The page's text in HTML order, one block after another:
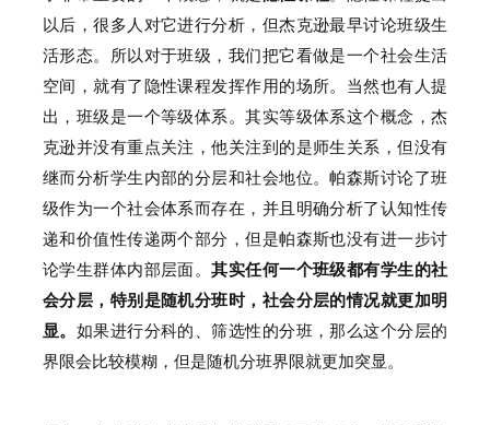
以后，很多人对它进行分析，但杰克逊最早讨论班级生
活形态。
所以对于班级，我们把它看做是一个社会生活
空间，就有了隐性课程发挥作用的场所。 当然也有人提
出，班级是一个等级体系。其实等级体系这个概念，杰
克逊并没有重点关注，他关注到的是师生关系，但没有
继而分析学生内部的分层和社会地位。帕森斯讨论了班
级作为一个社会体系而存在，并且明确分析了认知性传
递和价值性传递两个部分，但是帕森斯也没有进一步讨
论学生群体内部层面。其实任何一个班级都有学生的社
会分层，特别是随机分班时，社会分层的情况就更加明
显。 如果进行分科的、筛选性的分班，那么这个分层的
界限会比较模糊，但是随机分班界限就更加突显。